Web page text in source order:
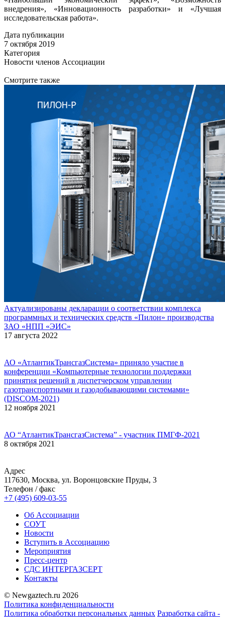
внедрения», «Инновационность разработки» и «Лучшая
исследовательская работа».
Дата публикации
7 октября 2019
Категория
Новости членов Ассоциации
Смотрите также
Актуализированы декларации о соответствии комплекса
программных и технических средств «Пилон» производства
ЗАО «НПП «ЭИС»
17 августа 2022
АО «АтлантикТрансгазСистема» приняло участие в
конференции «Компьютерные технологии поддержки
принятия решений в диспетчерском управлении
газотранспортными и газодобывающими системами»
(DISCOM-2021)
12 ноября 2021
АО “АтлантикТрансгазСистема” - участник ПМГФ-2021
8 октября 2021
Адрес
117630, Москва, ул. Воронцовские Пруды, 3
Телефон / факс
+7 (495) 609-03-55
Об Ассоциации
СОУТ
Новости
Вступить в Ассоциацию
Мероприятия
Пресс-центр
СДС ИНТЕРГАЗСЕРТ
Контакты
© Newgaztech.ru 2026
Политика конфиденциальности
Политика обработки персональных данных Разработка сайта -